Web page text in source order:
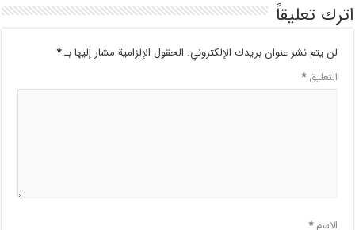
اترك تعليقاً
لن يتم نشر عنوان بريدك الإلكتروني. الحقول الإلزامية مشار إليها بـ*
التعليق*
الاسم*